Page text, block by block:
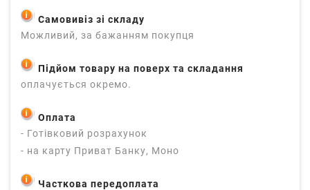
Самовивіз зі складу
Можливий, за бажанням покупця
Підйом товару на поверх та складання
оплачується окремо.
Оплата
- Готівковий розрахунок
- на карту Приват Банку, Моно
Часткова передоплата